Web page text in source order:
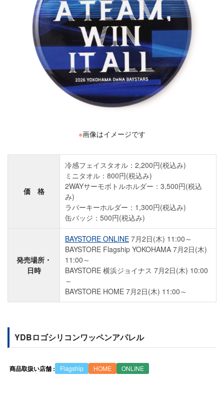
※画像はイメージです
価 格
冷感フェイスタオル：2,200円(税込み)
ミニタオル：800円(税込み)
2WAYサーモボトルホルダー：3,500円(税込
み)
ラバーキーホルダー：1,300円(税込み)
缶バッジ：500円(税込み)
発売場所・
日時
BAYSTORE ONLINE 7月2日(木) 11:00～
BAYSTORE Flagship YOKOHAMA 7月2日(木)
11:00～
BAYSTORE 横浜ジョイナス 7月2日(木) 10:00
～
BAYSTORE HOME 7月2日(木) 11:00～
YDBロゴシリコンワッペンアパレル
商品取扱い店舗 : Flagship HOME ONLINE